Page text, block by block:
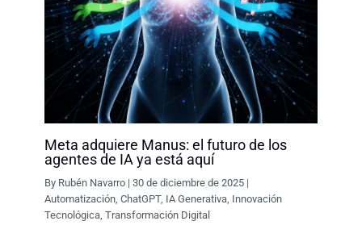
Meta adquiere Manus: el futuro de los
agentes de IA ya está aquí
By Rubén Navarro |30 de diciembre de 2025 |
Automatización,ChatGPT, IA Generativa, Innovación
Tecnológica,Transformación Digital